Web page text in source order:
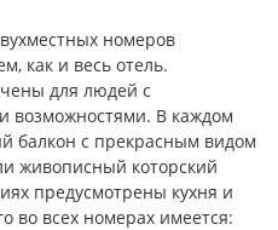
номеров
как и весь отель.
для людей с
возможностями. В каждом
балкон с прекрасным видом
живописный которский
предусмотрены кухня и
во всех номерах имеется: